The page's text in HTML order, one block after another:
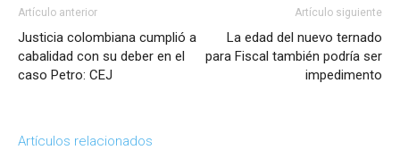
Artículo anterior
Justicia colombiana cumplió a
cabalidad con su deber en el
caso Petro: CEJ
Artículo siguiente
La edad del nuevo ternado
para Fiscal también podría ser
impedimento
Artículos relacionados